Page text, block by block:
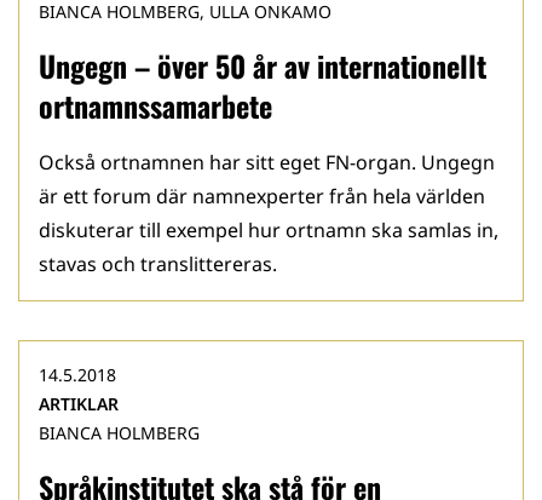
Ungegn – över 50 år av internationellt
ortnamnssamarbete
BIANCA HOLMBERG, ULLA ONKAMO
Också ortnamnen har sitt eget FN-organ. Ungegn
är ett forum där namnexperter från hela världen
diskuterar till exempel hur ortnamn ska samlas in,
stavas och translittereras.
Språkinstitutet ska stå för en
14.5.2018
ARTIKLAR
BIANCA HOLMBERG